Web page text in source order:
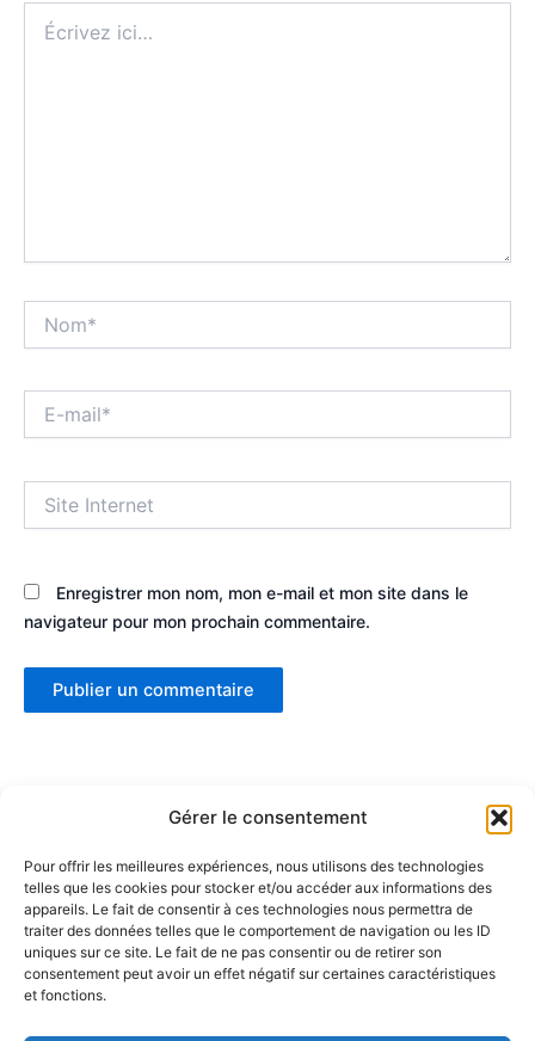
Gérer le consentement
Pour offrir les meilleures expériences, nous utilisons des technologies
telles que les cookies pour stocker et/ou accéder aux informations des
appareils. Le fait de consentir à ces technologies nous permettra de
traiter des données telles que le comportement de navigation ou les ID
uniques sur ce site. Le fait de ne pas consentir ou de retirer son
consentement peut avoir un effet négatif sur certaines caractéristiques
et fonctions.
ici…
mail*
Internet
Enregistrer mon nom, mon e-mail et mon site dans le
navigateur pour mon prochain commentaire.
Partenaires :
LaMaisonDuDonut
LaBelleBiere